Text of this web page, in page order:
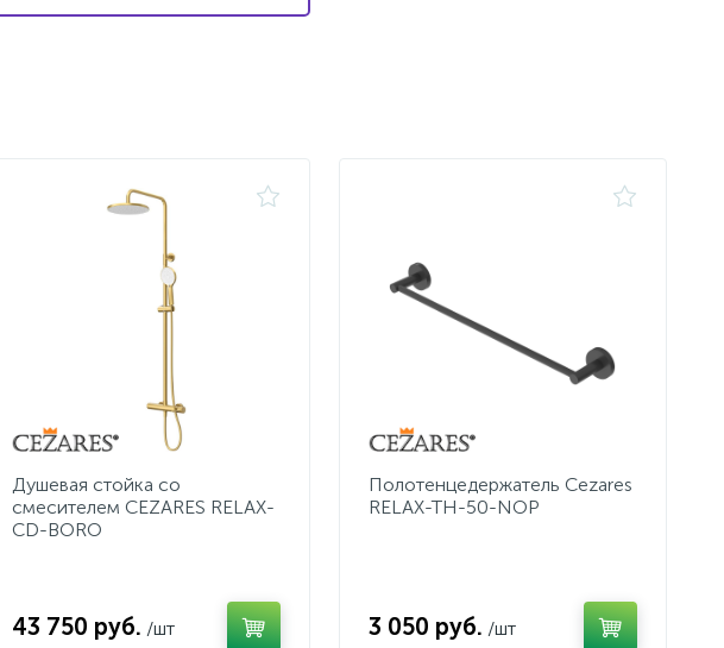
Душевая стойка со
смесителем CEZARES RELAX-
CD-BORO
43 750 руб. /шт
Полотенцедержатель Cezares
RELAX-TH-50-NOP
3 050 руб. /шт